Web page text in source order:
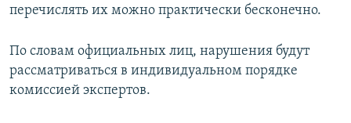
перечислять их можно практически бесконечно.
По словам официальных лиц, нарушения будут
рассматриваться в индивидуальном порядке
комиссией экспертов.